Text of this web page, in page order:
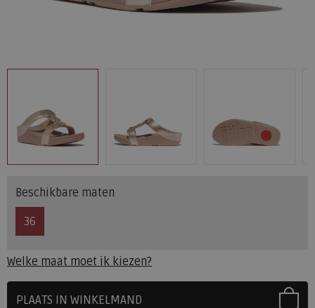
Beschikbare maten
36
Welke maat moet ik kiezen?
PLAATS IN WINKELMAND